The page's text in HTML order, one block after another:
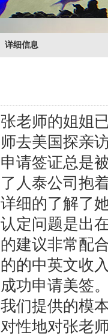
详细信息
张老师的姐姐
师去美国探亲
申请签证总是
了人泰公司抱
详细的了解了
认定问题是出
的建议非常配
的的中英文收
成功申请美签
我们提供的模
对性地对张老